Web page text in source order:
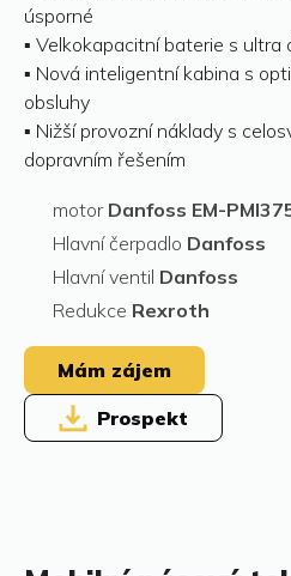
úsporné
▪ Velkokapacitní baterie s ultra
▪ Nová inteligentní kabina s
obsluhy
▪ Nižší provozní náklady s
dopravním řešením
motor Danfoss EM-
Hlavní čerpadlo Danfoss
Hlavní ventil Danfoss
Redukce Rexroth
Mám zájem
Prospekt